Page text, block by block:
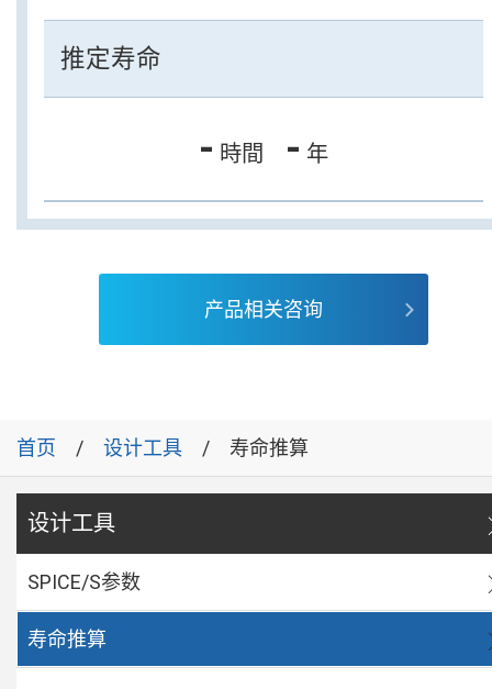
推定寿命
- 時間 - 年
产品相关咨询
首页 设计工具 寿命推算
设计工具
SPICE/S参数
寿命推算